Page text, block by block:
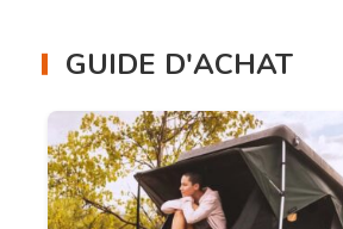
GUIDE D'ACHAT